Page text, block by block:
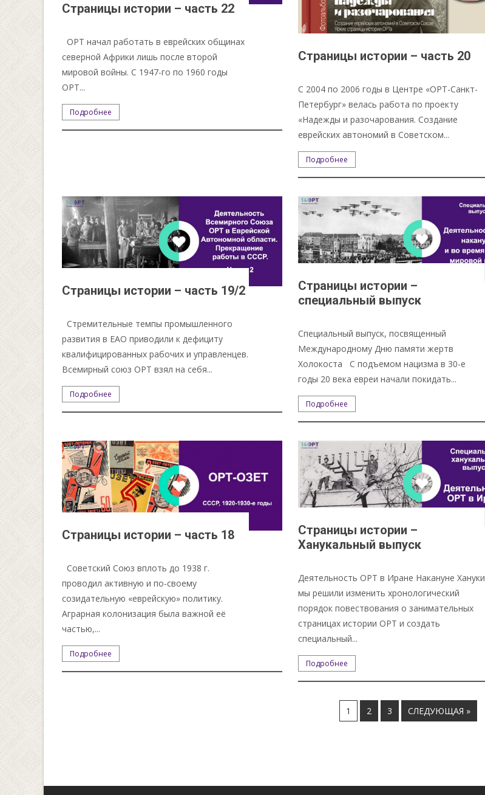
Страницы истории – часть 22
ОРТ начал работать в еврейских общинах
северной Африки лишь после второй
мировой войны. С 1947-го по 1960 годы
ОРТ...
Подробнее
Страницы истории – часть 20
С 2004 по 2006 годы в Центре «ОРТ-Санкт-
Петербург» велась работа по проекту
«Надежды и разочарования. Создание
еврейских автономий в Советском...
Подробнее
Страницы истории – часть 19/2
Стремительные темпы промышленного
развития в ЕАО приводили к дефициту
квалифицированных рабочих и управленцев.
Всемирный союз ОРТ взял на себя...
Подробнее
Страницы истории –
специальный выпуск
Специальный выпуск, посвященный
Международному Дню памяти жертв
Холокоста С подъемом нацизма в 30-е
годы 20 века евреи начали покидать...
Подробнее
Страницы истории – часть 18
Советский Союз вплоть до 1938 г.
проводил активную и по-своему
созидательную «еврейскую» политику.
Аграрная колонизация была важной её
частью,...
Подробнее
Страницы истории –
Ханукальный выпуск
Деятельность ОРТ в Иране Накануне Хануки
мы решили изменить хронологический
порядок повествования о занимательных
страницах истории ОРТ и создать
специальный...
Подробнее
1 2 3 СЛЕДУЮЩАЯ »